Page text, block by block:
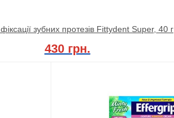
зубних протезів Fittydent Super, 40 г
430 грн.